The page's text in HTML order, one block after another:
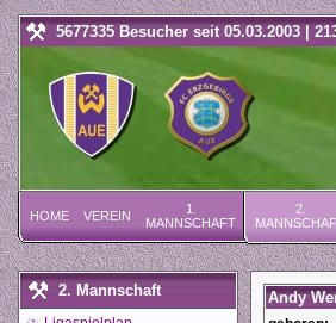
5677335 Besucher seit 05.03.2003 |
HOME VEREIN
1.
MANNSCHAFT
2.
2. Mannschaft Andy